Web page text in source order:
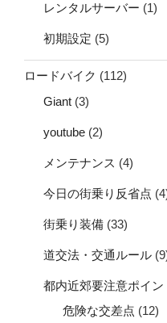
レンタルサーバー (1)
初期設定 (5)
ロードバイク (112)
Giant (3)
youtube (2)
メンテナンス (4)
今日の街乗り反省点
街乗り装備 (33)
道交法・交通ルール
都内近郊要注意ポイン
危険な交差点 (12)